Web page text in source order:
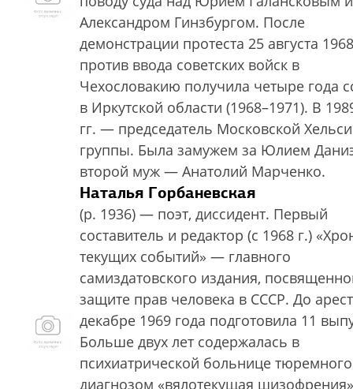
Александром Гинзбургом. После
демонстрации протеста 25 августа
против ввода советских войск в
Чехословакию получила четыре года
в Иркутской области (1968–1971). В
гг. — председатель Московской
группы. Была замужем за Юлием
второй муж — Анатолий Марченко.
Наталья Горбаневская
(р. 1936) — поэт, диссидент. Первый
составитель и редактор (с 1968 г.)
текущих событий» — главного
самиздатовского издания,
защите прав человека в СССР. До
декабре 1969 года подготовила 11
Больше двух лет содержалась в
психиатрической больнице
диагнозом «вялотекущая